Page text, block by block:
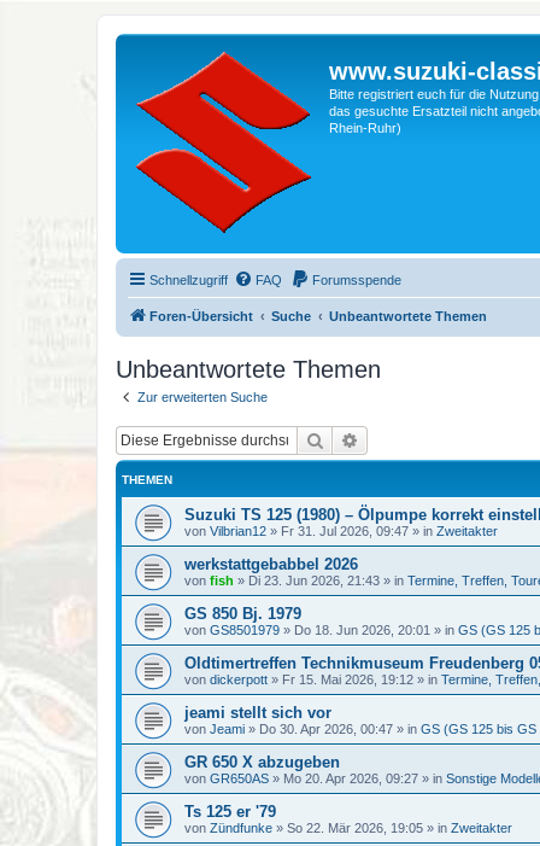
www.suzuki-
Bitte registriert euch für die
das gesuchte Ersatzteil nicht
Rhein-Ruhr)
Schnellzugriff FAQ Forumsspende
Foren-Übersicht Suche Unbeantwortete Themen
Unbeantwortete Themen
Zur erweiterten Suche
Suche
THEMEN
Suzuki TS 125 (1980) – Ölpumpe korrekt
von Vilbrian12 » Fr 31. Jul 2026, 09:47 » in Zweitakter
werkstattgebabbel 2026
von fish » Di 23. Jun 2026, 21:43 » in Termine, Treffen,
GS 850 Bj. 1979
von GS8501979 » Do 18. Jun 2026, 20:01 » in GS (GS 125
Oldtimertreffen Technikmuseum Freudenberg
von dickerpott » Fr 15. Mai 2026, 19:12 » in Termine,
jeami stellt sich vor
von Jeami » Do 30. Apr 2026, 00:47 » in GS (GS 125 bis GS
GR 650 X abzugeben
von GR650AS » Mo 20. Apr 2026, 09:27 » in Sonstige
Ts 125 er '79
von Zündfunke » So 22. Mär 2026, 19:05 » in Zweitakter